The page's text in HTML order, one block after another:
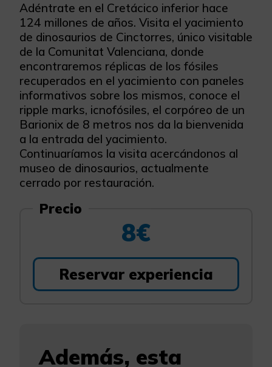
Adéntrate en el Cretácico inferior hace
124 millones de años. Visita el yacimiento
de dinosaurios de Cinctorres, único visitable
de la Comunitat Valenciana, donde
encontraremos réplicas de los fósiles
recuperados en el yacimiento con paneles
informativos sobre los mismos, conoce el
ripple marks, icnofósiles, el corpóreo de un
Barionix de 8 metros nos da la bienvenida
a la entrada del yacimiento.
Continuaríamos la visita acercándonos al
museo de dinosaurios, actualmente
cerrado por restauración.
Precio
8€
Reservar experiencia
Además, esta